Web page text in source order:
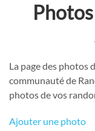
La page des photos
communauté de
photos de vos
Ajouter une photo